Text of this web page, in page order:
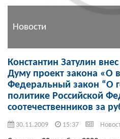
Новости
Константин Затулин
Думу проект закона «О
Федеральный закон “О
политике Российской
соотечественников за
30.11.2009 15:37